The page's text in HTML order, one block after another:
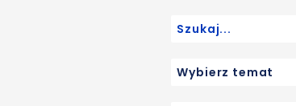
Wybierz temat